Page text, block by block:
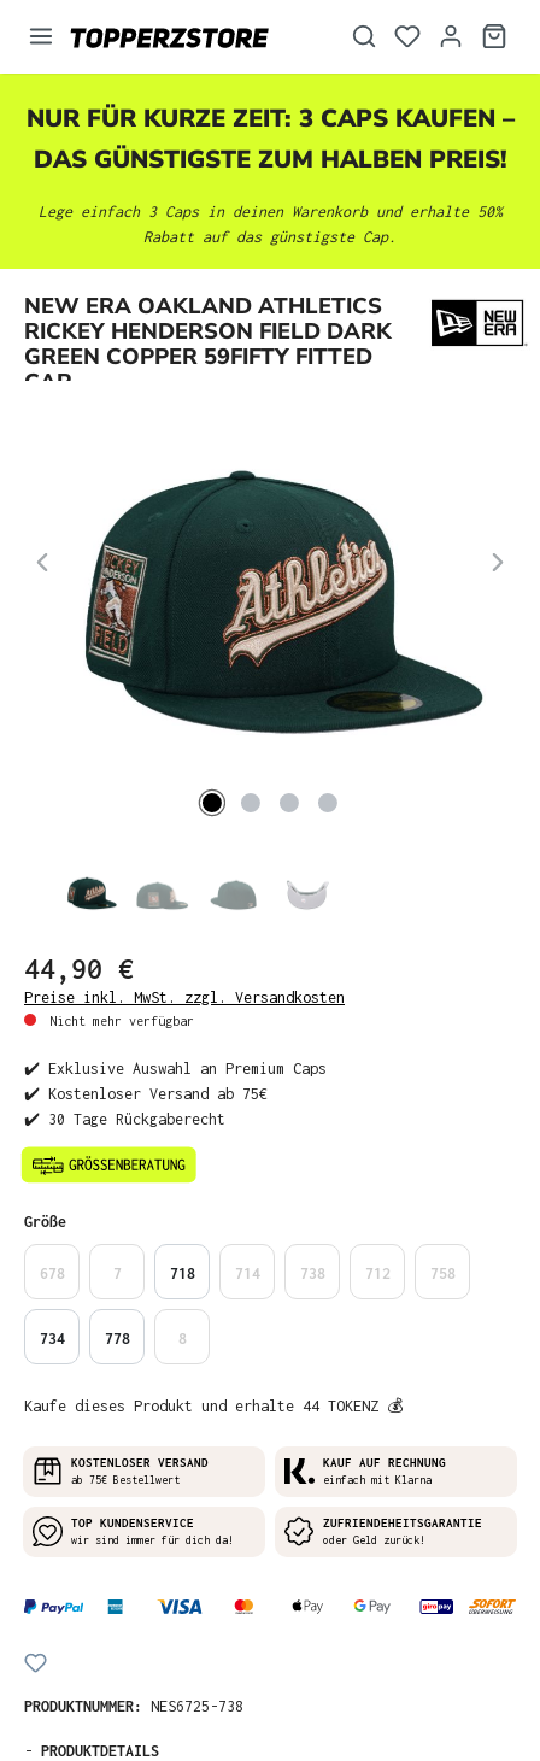
springen
NUR FÜR KURZE ZEIT: 3 CAPS KAUFEN –
DAS GÜNSTIGSTE ZUM HALBEN PREIS!
Lege einfach 3 Caps in deinen Warenkorb und erhalte 50%
Rabatt auf das günstigste Cap.
NEW ERA OAKLAND ATHLETICS
RICKEY HENDERSON FIELD DARK
GREEN COPPER 59FIFTY FITTED
CAP
Bildergalerie überspringen
44,90 €
Preise inkl. MwSt. zzgl. Versandkosten
Nicht mehr verfügbar
✔️ Exklusive Auswahl an Premium Caps
✔️ Kostenloser Versand ab 75€
✔️ 30 Tage Rückgaberecht
Größeauswählen
678 7 718 714 738 712 758
734 778 8
Kaufe dieses Produkt und erhalte 44 TOKENZ 💰
KOSTENLOSER VERSAND
ab 75€ Bestellwert
KAUF AUF RECHNUNG
einfach mit Klarna
TOP KUNDENSERVICE
wir sind immer für dich da!
ZUFRIENDEHEITSGARANTIE
oder Geld zurück!
PRODUKTNUMMER: NES6725-738
- PRODUKTDETAILS